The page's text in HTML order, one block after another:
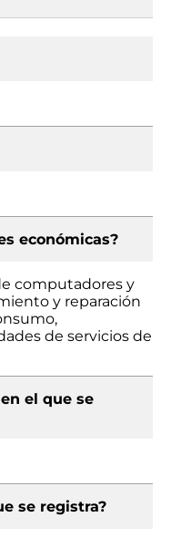
económicas?
computadores y
y reparación
de servicios de
el que se
se registra?